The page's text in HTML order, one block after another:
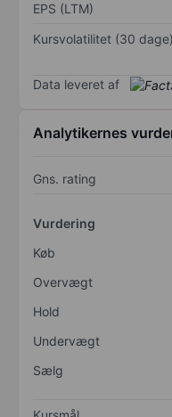
EPS (LTM)
Kursvolatilitet (30 dage)
Data leveret af
Analytikernes
Gns. rating
Vurdering
Køb
Overvægt
Hold
Undervægt
Sælg